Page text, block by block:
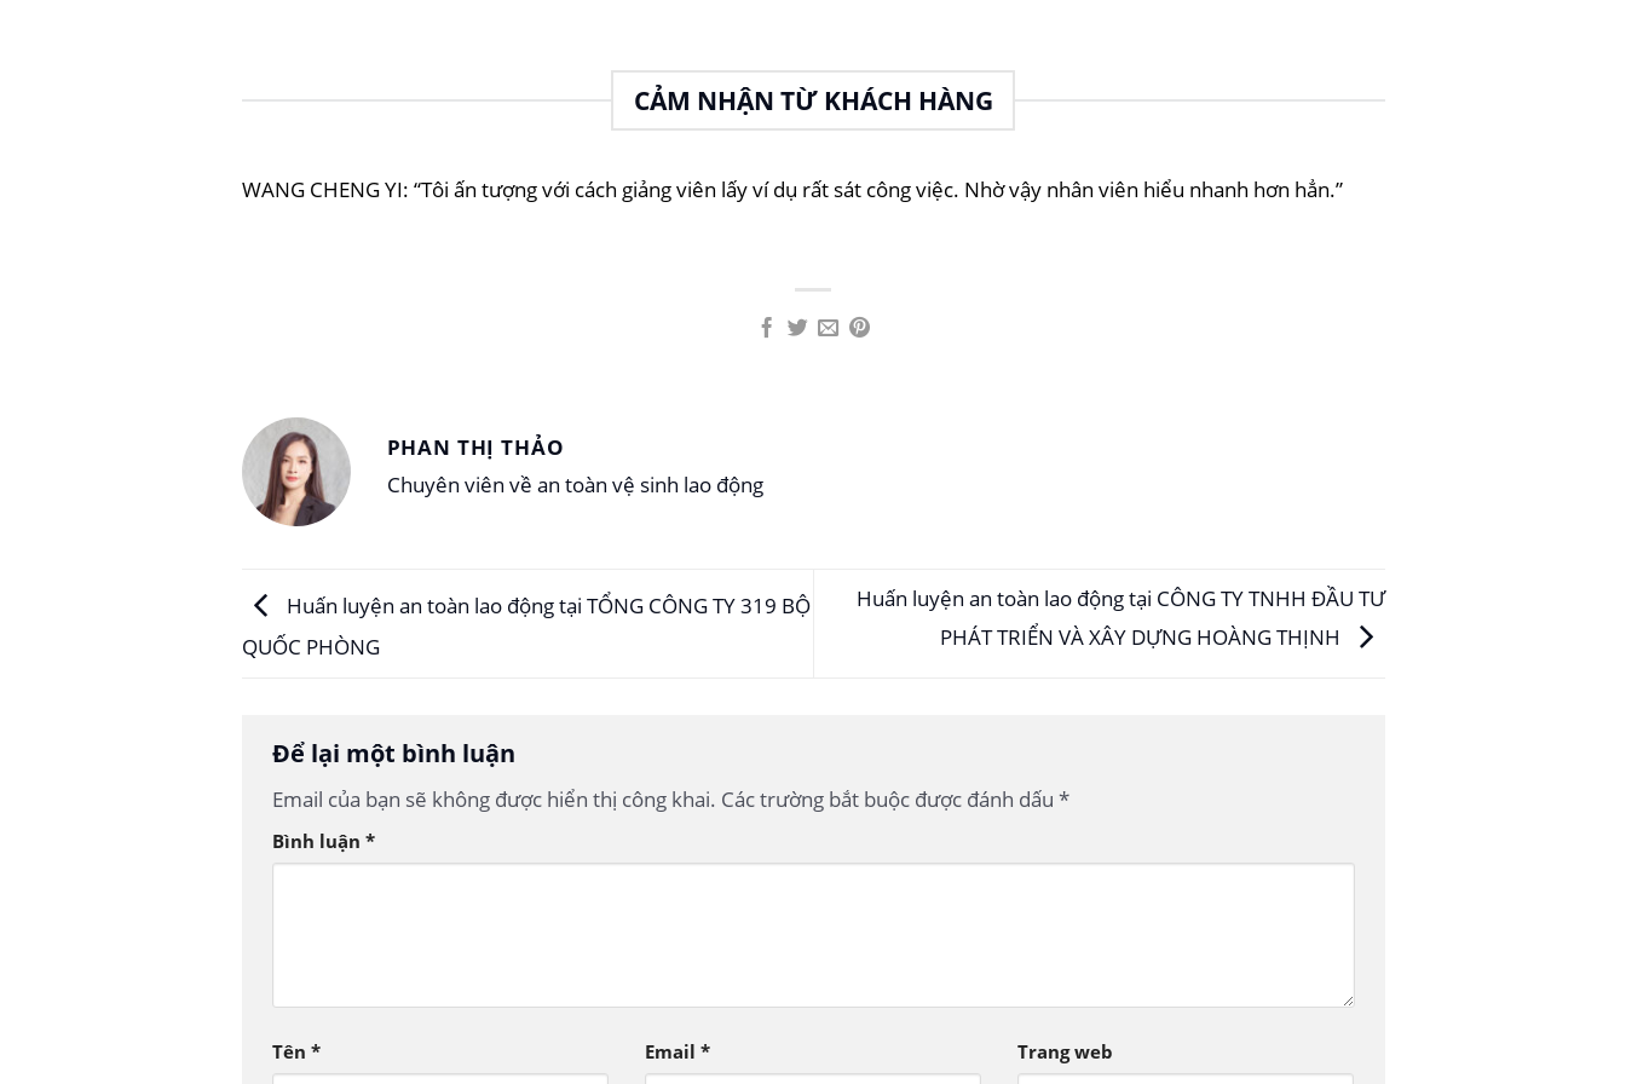
CẢM NHẬN TỪ KHÁCH HÀNG
WANG CHENG YI: “Tôi ấn tượng với cách giảng viên lấy ví dụ rất sát công việc. Nhờ vậy nhân viên hiểu nhanh hơn hẳn.”
PHAN THỊ THẢO
Chuyên viên về an toàn vệ sinh lao động
Huấn luyện an toàn lao động tại TỔNG CÔNG TY 319 BỘ
QUỐC PHÒNG
Huấn luyện an toàn lao động tại CÔNG TY TNHH ĐẦU TƯ
PHÁT TRIỂN VÀ XÂY DỰNG HOÀNG THỊNH
Để lại một bình luận
Email của bạn sẽ không được hiển thị công khai. Các trường bắt buộc được đánh dấu *
Bình luận *
Tên * Email * Trang web